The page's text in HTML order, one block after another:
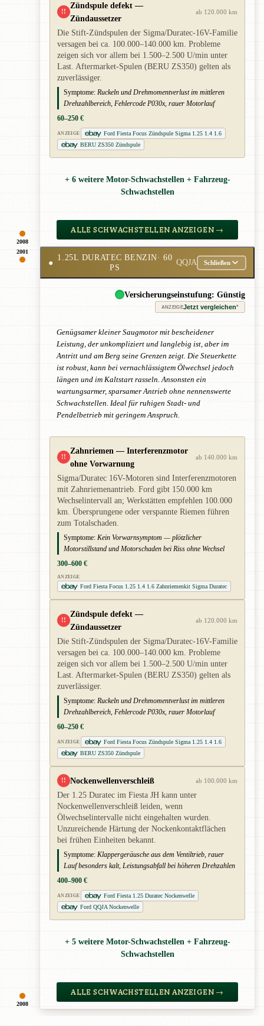
2008
!!
Zündspule defekt —
Zündaussetzer
ab 120.000 km
Die Stift-Zündspulen der Sigma/Duratec-16V-Familie
versagen bei ca. 100.000–140.000 km. Probleme
zeigen sich vor allem bei 1.500–2.500 U/min unter
Last. Aftermarket-Spulen (BERU ZS350) gelten als
zuverlässiger.
Symptome: Ruckeln und Drehmomentverlust im mittleren
Drehzahlbereich, Fehlercode P030x, rauer Motorlauf
60–250 €
ANZEIGE
Ford Fiesta Focus Zündspule Sigma 1.25 1.4 1.6
BERU ZS350 Zündspule
+ 6 weitere Motor-Schwachstellen + Fahrzeug-
Schwachstellen
ALLE SCHWACHSTELLEN ANZEIGEN →
2001
2008
●
1.25L DURATEC BENZIN· 60
PS
QQJA Schließen
Versicherungseinstufung: Günstig
ANZEIGEJetzt vergleichen*
Genügsamer kleiner Saugmotor mit bescheidener
Leistung, der unkompliziert und langlebig ist, aber im
Antritt und am Berg seine Grenzen zeigt. Die Steuerkette
ist robust, kann bei vernachlässigtem Ölwechsel jedoch
längen und im Kaltstart rasseln. Ansonsten ein
wartungsarmer, sparsamer Antrieb ohne nennenswerte
Schwachstellen. Ideal für ruhigen Stadt- und
Pendelbetrieb mit geringem Anspruch.
!!
Zahnriemen — Interferenzmotor
ohne Vorwarnung
ab 140.000 km
Sigma/Duratec 16V-Motoren sind Interferenzmotoren
mit Zahnriemenantrieb. Ford gibt 150.000 km
Wechselintervall an; Werkstätten empfehlen 100.000
km. Übersprungene oder verspannte Riemen führen
zum Totalschaden.
Symptome: Kein Vorwarnsymptom — plötzlicher
Motorstillstand und Motorschaden bei Riss ohne Wechsel
300–600 €
ANZEIGE
Ford Fiesta Focus 1.25 1.4 1.6 Zahnriemenkit Sigma Duratec
!!
Zündspule defekt —
Zündaussetzer
ab 120.000 km
Die Stift-Zündspulen der Sigma/Duratec-16V-Familie
versagen bei ca. 100.000–140.000 km. Probleme
zeigen sich vor allem bei 1.500–2.500 U/min unter
Last. Aftermarket-Spulen (BERU ZS350) gelten als
zuverlässiger.
Symptome: Ruckeln und Drehmomentverlust im mittleren
Drehzahlbereich, Fehlercode P030x, rauer Motorlauf
60–250 €
ANZEIGE
Ford Fiesta Focus Zündspule Sigma 1.25 1.4 1.6
BERU ZS350 Zündspule
!! Nockenwellenverschleiß ab 100.000 km
Der 1.25 Duratec im Fiesta JH kann unter
Nockenwellenverschleiß leiden, wenn
Ölwechselintervalle nicht eingehalten wurden.
Unzureichende Härtung der Nockenkontaktflächen
bei frühen Einheiten bekannt.
Symptome: Klappergeräusche aus dem Ventiltrieb, rauer
Lauf besonders kalt, Leistungsabfall bei höheren Drehzahlen
400–900 €
ANZEIGE
Ford Fiesta 1.25 Duratec Nockenwelle
Ford QQJA Nockenwelle
+ 5 weitere Motor-Schwachstellen + Fahrzeug-
Schwachstellen
ALLE SCHWACHSTELLEN ANZEIGEN →